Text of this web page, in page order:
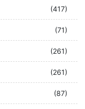
(417)
(71)
(261)
(261)
(87)